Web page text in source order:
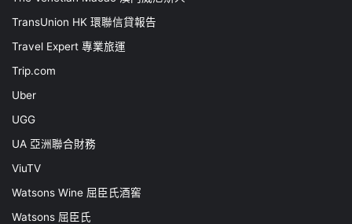
TransUnion HK 環聯信貸報告
Travel Expert 專業旅運
Trip.com
Uber
UGG
UA 亞洲聯合財務
ViuTV
Watsons Wine 屈臣氏酒窖
Watsons 屈臣氏